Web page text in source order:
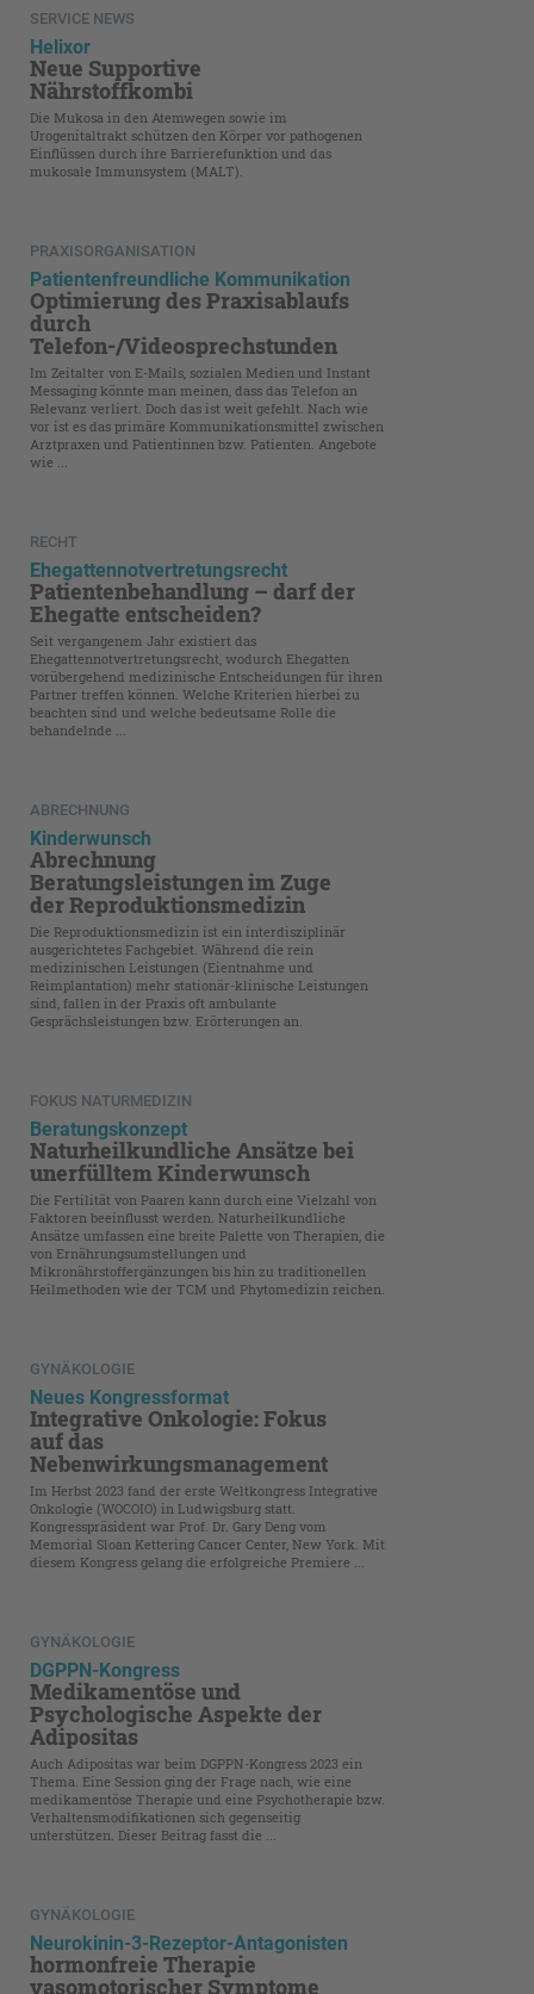
SERVICE NEWS
Helixor
Neue Supportive
Nährstoffkombi
Die Mukosa in den Atemwegen sowie im
Urogenitaltrakt schützen den Körper vor pathogenen
Einflüssen durch ihre Barrierefunktion und das
mukosale Immunsystem (MALT).
PRAXISORGANISATION
Patientenfreundliche Kommunikation
Optimierung des Praxisablaufs
durch
Telefon-/Videosprechstunden
Im Zeitalter von E-Mails, sozialen Medien und Instant
Messaging könnte man meinen, dass das Telefon an
Relevanz verliert. Doch das ist weit gefehlt. Nach wie
vor ist es das primäre Kommunikationsmittel zwischen
Arztpraxen und Patientinnen bzw. Patienten. Angebote
wie ...
RECHT
Ehegattennotvertretungsrecht
Patientenbehandlung – darf der
Ehegatte entscheiden?
Seit vergangenem Jahr existiert das
Ehegattennotvertretungsrecht, wodurch Ehegatten
vorübergehend medizinische Entscheidungen für ihren
Partner treffen können. Welche Kriterien hierbei zu
beachten sind und welche bedeutsame Rolle die
behandelnde ...
ABRECHNUNG
Kinderwunsch
Abrechnung
Beratungsleistungen im Zuge
der Reproduktionsmedizin
Die Reproduktionsmedizin ist ein interdisziplinär
ausgerichtetes Fachgebiet. Während die rein
medizinischen Leistungen (Eientnahme und
Reimplantation) mehr stationär-klinische Leistungen
sind, fallen in der Praxis oft ambulante
Gesprächsleistungen bzw. Erörterungen an.
FOKUS NATURMEDIZIN
Beratungskonzept
Naturheilkundliche Ansätze bei
unerfülltem Kinderwunsch
Die Fertilität von Paaren kann durch eine Vielzahl von
Faktoren beeinflusst werden. Naturheilkundliche
Ansätze umfassen eine breite Palette von Therapien, die
von Ernährungsumstellungen und
Mikronährstoffergänzungen bis hin zu traditionellen
Heilmethoden wie der TCM und Phytomedizin reichen.
GYNÄKOLOGIE
Neues Kongressformat
Integrative Onkologie: Fokus
auf das
Nebenwirkungsmanagement
Im Herbst 2023 fand der erste Weltkongress Integrative
Onkologie (WOCOIO) in Ludwigsburg statt.
Kongresspräsident war Prof. Dr. Gary Deng vom
Memorial Sloan Kettering Cancer Center, New York. Mit
diesem Kongress gelang die erfolgreiche Premiere ...
GYNÄKOLOGIE
DGPPN-Kongress
Medikamentöse und
Psychologische Aspekte der
Adipositas
Auch Adipositas war beim DGPPN-Kongress 2023 ein
Thema. Eine Session ging der Frage nach, wie eine
medikamentöse Therapie und eine Psychotherapie bzw.
Verhaltensmodifikationen sich gegenseitig
unterstützen. Dieser Beitrag fasst die ...
GYNÄKOLOGIE
Neurokinin-3-Rezeptor-Antagonisten
hormonfreie Therapie
vasomotorischer Symptome